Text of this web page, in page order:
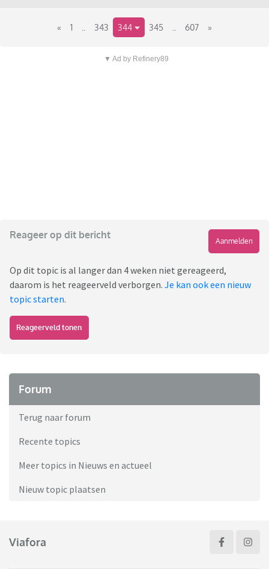
« 1 343 344 345 607 »
▼ Ad by Refinery89
Reageer op dit bericht
Aanmelden
Op dit topic is al langer dan 4 weken niet gereageerd,
daarom is het reageerveld verborgen. Je kan ook een nieuw
topic starten.
Reageerveld tonen
Forum
Terug naar forum
Recente topics
Meer topics in Nieuws en actueel
Nieuw topic plaatsen
Viafora